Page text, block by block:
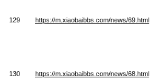
129 https://m.xiaobaibbs.com/news/69.html
130 https://m.xiaobaibbs.com/news/68.html